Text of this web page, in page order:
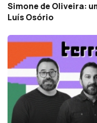
Simone de Oliveira:
Luís Osório